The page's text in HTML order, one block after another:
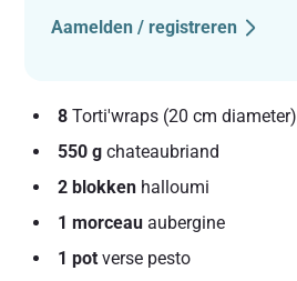
Aamelden / registreren
8Torti'wraps (20 cm diameter)
550 g chateaubriand
2 blokken halloumi
1 morceau aubergine
1 pot verse pesto